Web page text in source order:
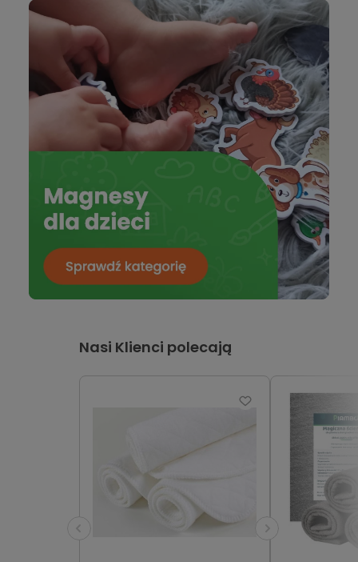
Nasi Klienci polecają